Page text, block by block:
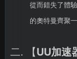
從而錯失了體
的奧特曼齊聚
二. 【UU加速